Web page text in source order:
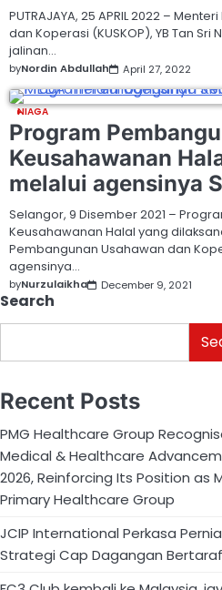
PUTRAJAYA, 25 APRIL 2022 –
dan Koperasi (KUSKOP), YB Tan Sri
jalinan…
byNordin Abdullah April 27, 2022
NIAGA
Program
Keusahawanan
melalui agensinya
Selangor, 9 Disember 2021 –
Keusahawanan Halal yang
Pembangunan Usahawan dan
agensinya…
byNurzulaikha December 9, 2021
Search
Recent Posts
PMG Healthcare Group
Medical & Healthcare
2026, Reinforcing Its Position as
Primary Healthcare Group
JCIP International Perkasa
Strategi Cap Dagangan